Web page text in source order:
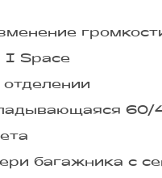
I Space
60/
багажника с